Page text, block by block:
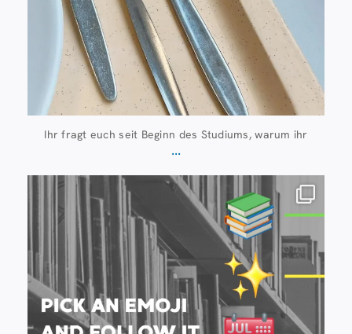
Ihr fragt euch seit Beginn des Studiums, warum ihr
...
Juli 20
0